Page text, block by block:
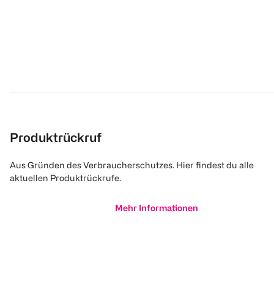
Produktrückruf
Aus Gründen des Verbraucherschutzes. Hier findest du alle
aktuellen Produktrückrufe.
Mehr Informationen